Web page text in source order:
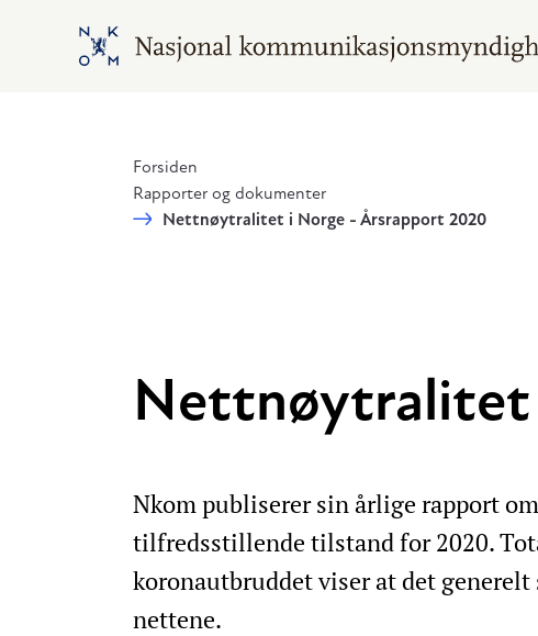
Hopp til hovedinnhold
Gå til hovedsiden
Forsiden
Rapporter og dokumenter
Nettnøytralitet i Norge - Årsrapport 2020
Nettnøytralitet
Nkom publiserer sin årlige rapport
tilfredsstillende tilstand for 2020.
koronautbruddet viser at det
nettene.